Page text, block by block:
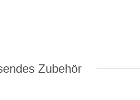
Zubehör